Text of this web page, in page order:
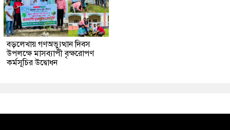
বড়লেখায় গণঅভ্যুত্থান দিবস
উপলক্ষে মাসব্যাপী বৃক্ষরোপণ
কর্মসূচির উদ্বোধন